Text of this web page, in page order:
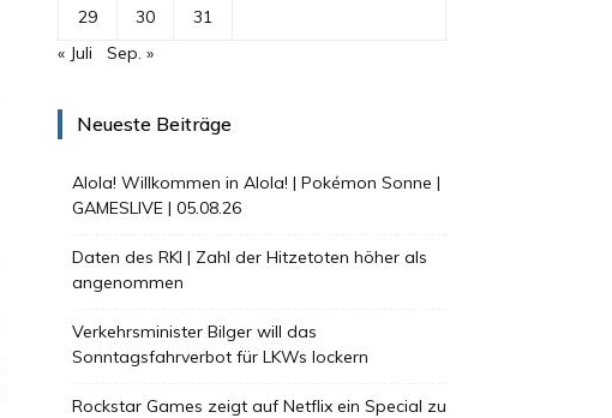
29 30
31
« Juli
Sep. »
Neueste Beiträge
Alola! Willkommen in Alola! | Pokémon Sonne |
GAMESLIVE | 05.08.26
Daten des RKI | Zahl der Hitzetoten höher als
angenommen
Verkehrsminister Bilger will das
Sonntagsfahrverbot für LKWs lockern
Rockstar Games zeigt auf Netflix ein Special zu